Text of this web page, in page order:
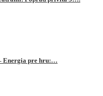
Energia pre hru:…